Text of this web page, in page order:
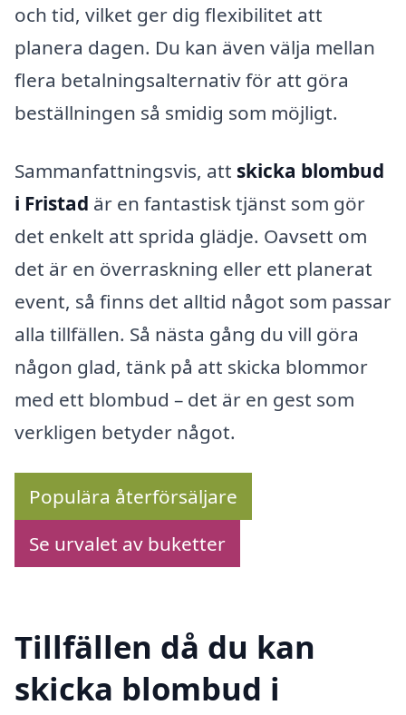
och tid, vilket ger dig flexibilitet att
planera dagen. Du kan även välja mellan
flera betalningsalternativ för att göra
beställningen så smidig som möjligt.
Sammanfattningsvis, att skicka blombud
i Fristad är en fantastisk tjänst som gör
det enkelt att sprida glädje. Oavsett om
det är en överraskning eller ett planerat
event, så finns det alltid något som passar
alla tillfällen. Så nästa gång du vill göra
någon glad, tänk på att skicka blommor
med ett blombud – det är en gest som
verkligen betyder något.
Populära återförsäljare
Se urvalet av buketter
Tillfällen då du kan
skicka blombud i